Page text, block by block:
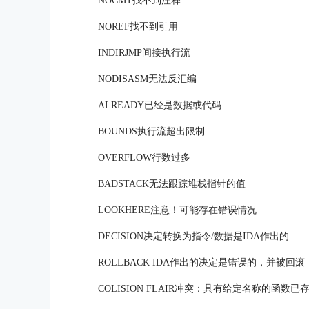
NOREF找不到引用
INDIRJMP间接执行流
NODISASM无法反汇编
ALREADY已经是数据或代码
BOUNDS执行流超出限制
OVERFLOW行数过多
BADSTACK无法跟踪堆栈指针的值
LOOKHERE注意！可能存在错误情况
DECISION决定转换为指令/数据是IDA作出的
ROLLBACK IDA作出的决定是错误的，并被回滚
COLISION FLAIR冲突：具有给定名称的函数已